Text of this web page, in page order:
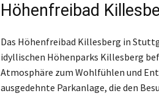
Höhenfreibad
Das Höhenfreibad Killesberg in
idyllischen Höhenparks Killesberg
Atmosphäre zum Wohlfühlen und
ausgedehnte Parkanlage, die den